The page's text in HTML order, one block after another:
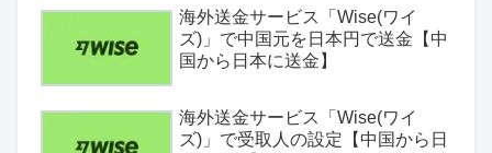
海外送金サービス「Wise(ワイ
ズ)」で中国元を日本円で送金【中
国から日本に送金】
海外送金サービス「Wise(ワイ
ズ)」で受取人の設定【中国から日